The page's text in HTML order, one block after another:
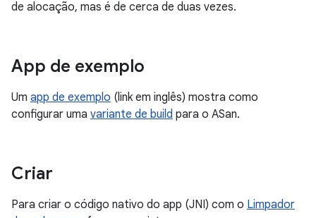
de alocação, mas é de cerca de duas vezes.
App de exemplo
Um app de exemplo (link em inglês) mostra como
configurar uma variante de build para o ASan.
Criar
Para criar o código nativo do app (JNI) com o Limpador